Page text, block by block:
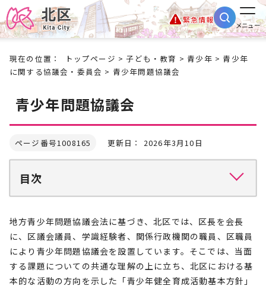
緊急情報
メニュー
現在の位置： トップページ >子ども・教育 > 青少年 > 青少年
に関する協議会・委員会 > 青少年問題協議会
青少年問題協議会
ページ番号1008165 更新日： 2026年3月10日
目次
地方青少年問題協議会法に基づき、北区では、区長を会長
に、区議会議員、学識経験者、関係行政機関の職員、区職員
により青少年問題協議会を設置しています。そこでは、当面
する課題についての共通な理解の上に立ち、北区における基
本的な活動の方向を示した「青少年健全育成活動基本方針」